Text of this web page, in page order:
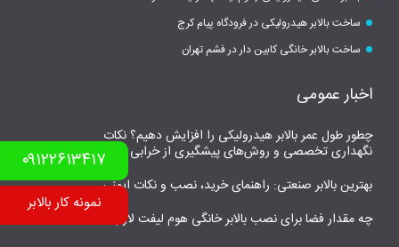
ساخت بالابر هیدرولیکی در فرودگاه پیام کرج
ساخت بالابر خانگی کابین دار در فشم تهران
اخبار عمومی
چطور طول عمر بالابر هیدرولیکی را افزایش دهیم؟ نکات
نگهداری تخصصی و روش‌های پیشگیری از خرابی
بهترین بالابر صنعتی: راهنمای خرید، نصب و نکات ایمنی
چه مقدار فضا برای نصب بالابر خانگی هوم لیفت لازم است؟
۰۹۱۲۲۶۱۳۴۱۷
نمونه کار بالابر